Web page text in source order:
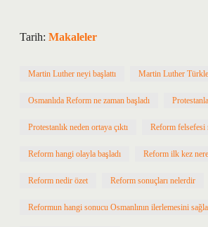
Tarih: Makaleler
Martin Luther neyi başlattı Martin Luther
Osmanlıda Reform ne zaman başladı
Protestanlık neden ortaya çıktı Reform felsefesi
Reform hangi olayla başladı Reform ilk kez
Reform nedir özet Reform sonuçları nelerdir
Reformun hangi sonucu Osmanlının ilerlemesini